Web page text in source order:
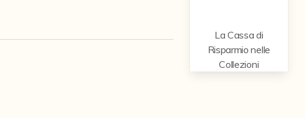
La Cassa di
Risparmio nelle
Collezioni